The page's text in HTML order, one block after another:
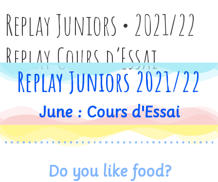
Replay Juniors • 2021/22
Replay Cours d’Essai
Replay Juniors 2021/22
June : Cours d'Essai
Do you like food?